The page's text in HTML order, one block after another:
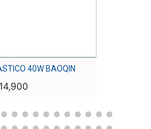
40W BAOQIN
14,900